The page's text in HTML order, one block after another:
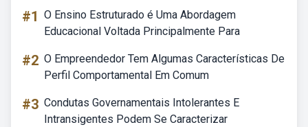
#1 O Ensino Estruturado é Uma Abordagem
Educacional Voltada Principalmente Para
#2 O Empreendedor Tem Algumas Características De
Perfil Comportamental Em Comum
#3 Condutas Governamentais Intolerantes E
Intransigentes Podem Se Caracterizar